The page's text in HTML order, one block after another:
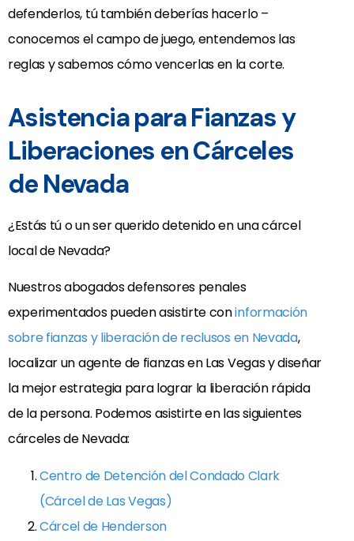
defenderlos, tú también deberías hacerlo –
conocemos el campo de juego, entendemos las
reglas y sabemos cómo vencerlas en la corte.
Asistencia para Fianzas y
Liberaciones en Cárceles
de Nevada
¿Estás tú o un ser querido detenido en una cárcel
local de Nevada?
Nuestros abogados defensores penales
experimentados pueden asistirte coninformación
sobre fianzas y liberación de reclusos en Nevada,
localizar un agente de fianzas en Las Vegas y diseñar
la mejor estrategia para lograr la liberación rápida
de la persona. Podemos asistirte en las siguientes
cárceles de Nevada:
Centro de Detención del Condado Clark
(Cárcel de Las Vegas)
Cárcel de Henderson